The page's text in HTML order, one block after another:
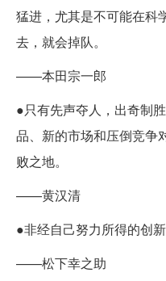
猛进，尤其是不可能在科
去，就会掉队。
——本田宗一郎
●只有先声夺人，出奇制
品、新的市场和压倒竞争
败之地。
——黄汉清
●非经自己努力所得的创
——松下幸之助